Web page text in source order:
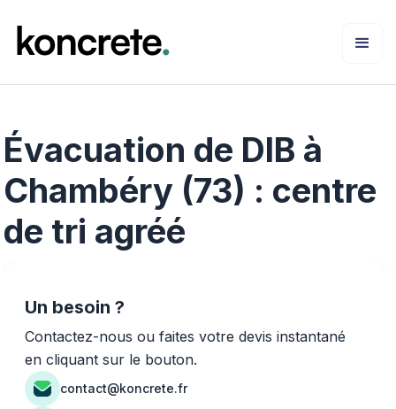
Évacuation de DIB à
Chambéry (73) : centre
de tri agréé
Un besoin ?
Contactez-nous ou faites votre devis instantané
en cliquant sur le bouton.
contact@koncrete.fr